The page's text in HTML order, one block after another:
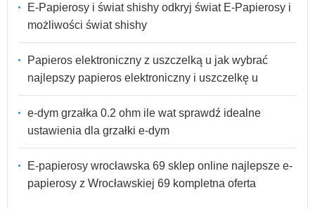
E-Papierosy i świat shishy odkryj świat E-Papierosy i
możliwości świat shishy
Papieros elektroniczny z uszczelką u jak wybrać
najlepszy papieros elektroniczny i uszczelkę u
e-dym grzałka 0.2 ohm ile wat sprawdź idealne
ustawienia dla grzałki e-dym
E-papierosy wrocławska 69 sklep online najlepsze e-
papierosy z Wrocławskiej 69 kompletna oferta